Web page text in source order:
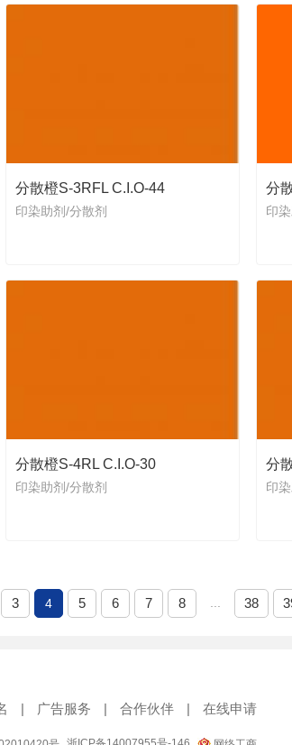
分散橙S-3RFL C.I.O-44
印染助剂/分散剂
分
印
分散橙S-4RL C.I.O-30
印染助剂/分散剂
分
印
3 4 5 6 7 8 38
| 广告服务 | 合作伙伴 | 在线申请